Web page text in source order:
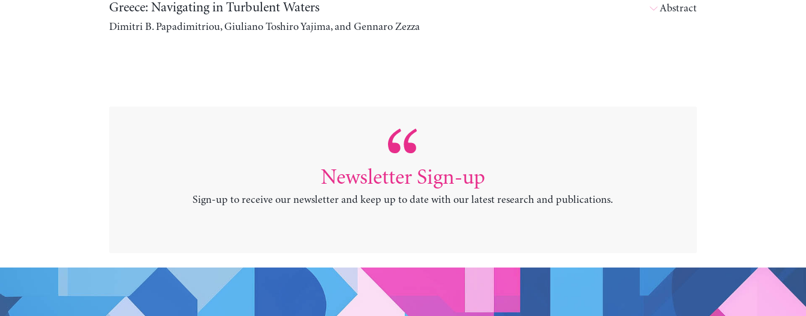
Greece: Navigating in Turbulent Waters
Dimitri B. Papadimitriou, Giuliano Toshiro Yajima, and Gennaro Zezza
Abstract
Newsletter Sign-up
Sign-up to receive our newsletter and keep up to date with our latest research and publications.